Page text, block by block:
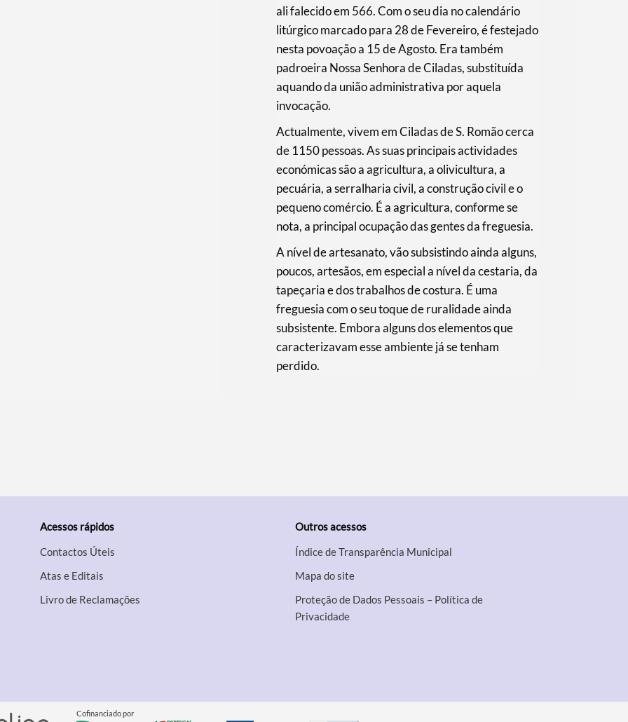
ali falecido em 566. Com o seu dia no calendário
litúrgico marcado para 28 de Fevereiro, é festejado
nesta povoação a 15 de Agosto. Era também
padroeira Nossa Senhora de Ciladas, substituída
aquando da união administrativa por aquela
invocação.
Actualmente, vivem em Ciladas de S. Romão cerca
de 1150 pessoas. As suas principais actividades
económicas são a agricultura, a olivicultura, a
pecuária, a serralharia civil, a construção civil e o
pequeno comércio. É a agricultura, conforme se
nota, a principal ocupação das gentes da freguesia.
A nível de artesanato, vão subsistindo ainda alguns,
poucos, artesãos, em especial a nível da cestaria, da
tapeçaria e dos trabalhos de costura. É uma
freguesia com o seu toque de ruralidade ainda
subsistente. Embora alguns dos elementos que
caracterizavam esse ambiente já se tenham
perdido.
Acessos rápidos
Contactos Úteis
Atas e Editais
Livro de Reclamações
Outros acessos
Índice de Transparência Municipal
Mapa do site
Proteção de Dados Pessoais – Política de
Privacidade
Cofinanciado por